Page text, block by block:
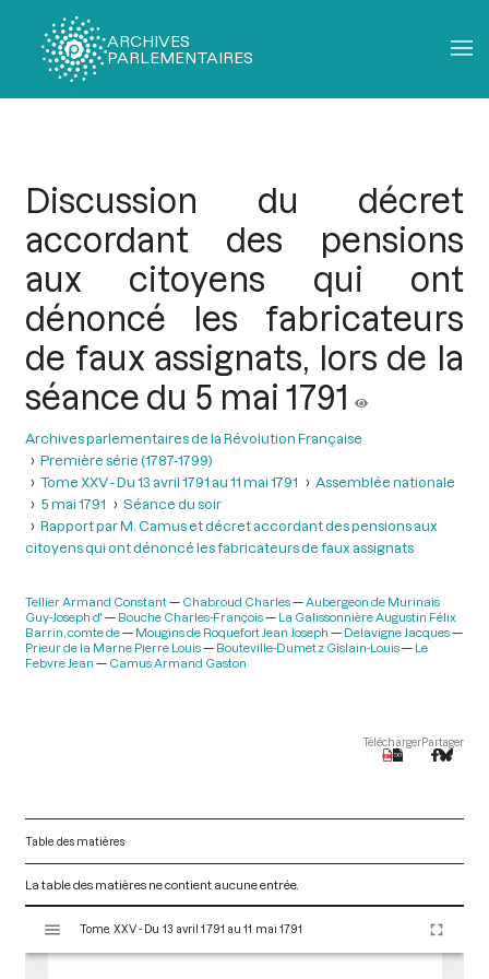
ARCHIVES
PARLEMENTAIRES
Discussion du décret
accordant des pensions
aux citoyens qui ont
dénoncé les fabricateurs
de faux assignats, lors de la
séance du 5 mai 1791
Archives parlementaires de la Révolution Française
Première série (1787-1799)
Tome XXV - Du 13 avril 1791 au 11 mai 1791
Assemblée nationale
5 mai 1791
Séance du soir
Rapport par M. Camus et décret accordant des pensions aux
citoyens qui ont dénoncé les fabricateurs de faux assignats
Tellier Armand Constant Chabroud Charles
Aubergeon de Murinais
Guy-Joseph d'
Bouche Charles-François
La Galissonnière Augustin Félix
Barrin, comte de
Mougins de Roquefort Jean Joseph
Delavigne Jacques
Prieur de la Marne Pierre Louis
Bouteville-Dumetz Gislain-Louis
Le
Febvre Jean
Camus Armand Gaston
TéléchargerPartager
Table des matières
La table des matières ne contient aucune entrée.
s
Tome XXV - Du 13 avril 1791 au 11 mai 1791